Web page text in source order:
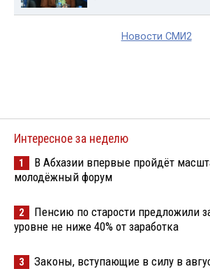
Новости СМИ2
Интересное за неделю
1
В Абхазии впервые пройдёт
молодёжный форум
2
Пенсию по старости предложили
уровне не ниже 40% от заработка
3 Законы, вступающие в силу в